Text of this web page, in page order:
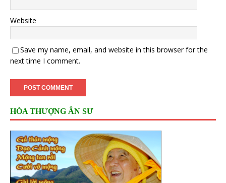
Website
Save my name, email, and website in this browser for the
next time I comment.
HÒA THƯỢNG ÂN SƯ